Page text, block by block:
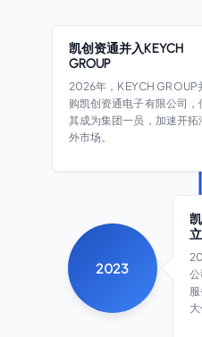
凯创资通并入KEYCH
GROUP
2026年，KEYCH GROUP
购凯创资通电子有限公司，
其成为集团一员，加速开拓
外市场。
2023
立
大